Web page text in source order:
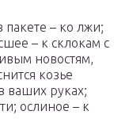
пакете – ко лжи;
– к склокам с
новостям,
козье
ваших руках;
ослиное – к